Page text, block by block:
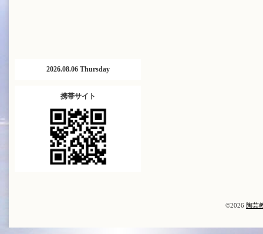
2026.08.06 Thursday
携帯サイト
©2026 陶芸